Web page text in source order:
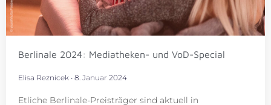
Berlinale 2024: Mediatheken- und VoD-Special
Elisa Reznicek 8. Januar 2024
Etliche Berlinale-Preisträger sind aktuell in